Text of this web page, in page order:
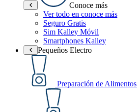
Conoce más
Ver todo en conoce más
Seguro Gratis
Sim Kalley Móvil
Smartphones Kalley
Pequeños Electro
Preparación de Alimentos